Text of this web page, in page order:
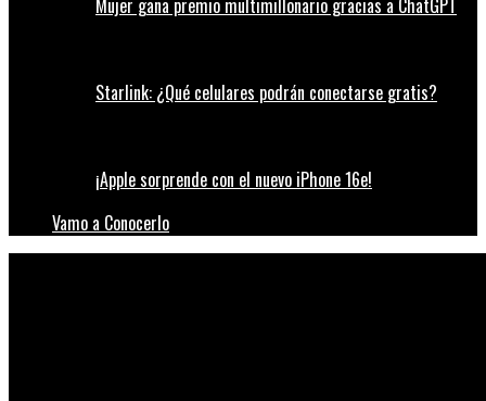
Mujer gana premio multimillonario gracias a ChatGPT
Starlink: ¿Qué celulares podrán conectarse gratis?
¡Apple sorprende con el nuevo iPhone 16e!
Vamo a Conocerlo